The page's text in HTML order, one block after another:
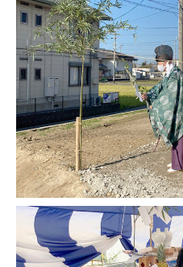
RECRUIT
新社屋について ソフトテニス実